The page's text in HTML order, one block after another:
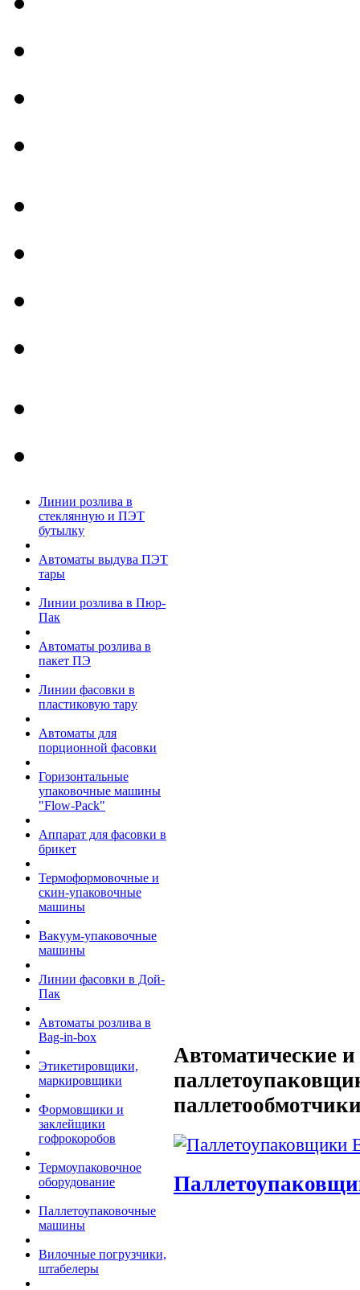
Линии розлива в
стеклянную и ПЭТ
бутылку
Автоматы выдува ПЭТ
тары
Линии розлива в Пюр-
Пак
Автоматы розлива в
пакет ПЭ
Линии фасовки в
пластиковую тару
Автоматы для
порционной фасовки
Горизонтальные
упаковочные машины
"Flow-Pack"
Аппарат для фасовки в
брикет
Термоформовочные и
скин-упаковочные
машины
Вакуум-упаковочные
машины
Линии фасовки в Дой-
Пак
Автоматы розлива в
Bag-in-box
Этикетировщики,
маркировщики
Формовщики и
заклейщики
гофрокоробов
Термоупаковочное
оборудование
Паллетоупаковочные
машины
Вилочные погрузчики,
штабелеры
Автоматические